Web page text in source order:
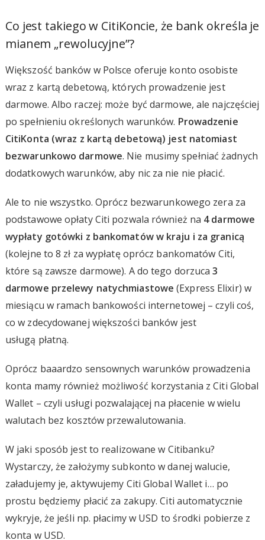
Co jest takiego w CitiKoncie, że bank określa je
mianem „rewolucyjne”?
Większość banków w Polsce oferuje konto osobiste
wraz z kartą debetową, których prowadzenie jest
darmowe. Albo raczej: może być darmowe, ale najczęściej
po spełnieniu określonych warunków. Prowadzenie
CitiKonta (wraz z kartą debetową) jest natomiast
bezwarunkowo darmowe. Nie musimy spełniać żadnych
dodatkowych warunków, aby nic za nie nie płacić.
Ale to nie wszystko. Oprócz bezwarunkowego zera za
podstawowe opłaty Citi pozwala również na 4 darmowe
wypłaty gotówki z bankomatów w kraju i za granicą
(kolejne to 8 zł za wypłatę oprócz bankomatów Citi,
które są zawsze darmowe). A do tego dorzuca3
darmowe przelewy natychmiastowe (Express Elixir) w
miesiącu w ramach bankowości internetowej – czyli coś,
co w zdecydowanej większości banków jest
usługą płatną.
Oprócz baaardzo sensownych warunków prowadzenia
konta mamy również możliwość korzystania z Citi Global
Wallet – czyli usługi pozwalającej na płacenie w wielu
walutach bez kosztów przewalutowania.
W jaki sposób jest to realizowane w Citibanku?
Wystarczy, że założymy subkonto w danej walucie,
załadujemy je, aktywujemy Citi Global Wallet i… po
prostu będziemy płacić za zakupy. Citi automatycznie
wykryje, że jeśli np. płacimy w USD to środki pobierze z
konta w USD.